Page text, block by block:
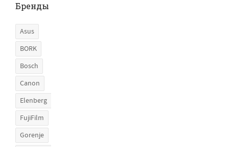
Бренды
Asus
BORK
Bosch
Canon
Elenberg
FujiFilm
Gorenje